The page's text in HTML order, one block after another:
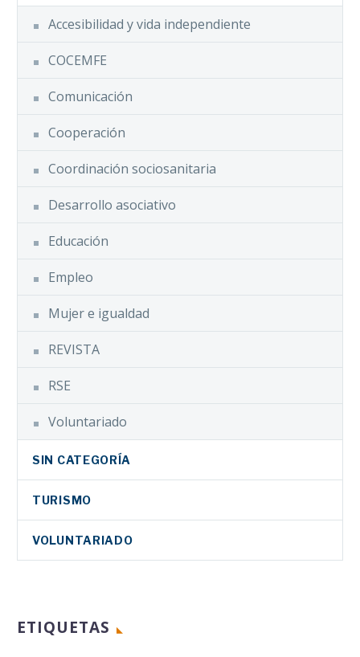
Accesibilidad y vida independiente
COCEMFE
Comunicación
Cooperación
Coordinación sociosanitaria
Desarrollo asociativo
Educación
Empleo
Mujer e igualdad
REVISTA
RSE
Voluntariado
SIN CATEGORÍA
TURISMO
VOLUNTARIADO
ETIQUETAS